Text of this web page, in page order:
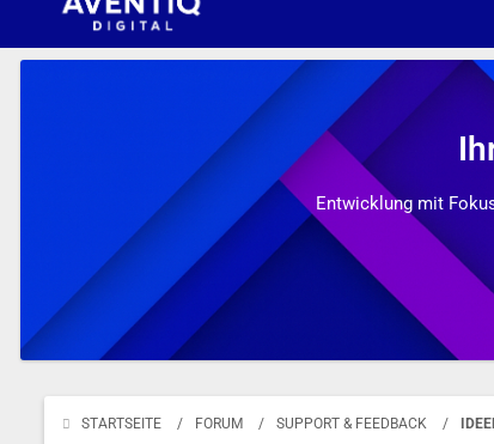
Entwicklung mit
STARTSEITE FORUM SUPPORT & FEEDBACK